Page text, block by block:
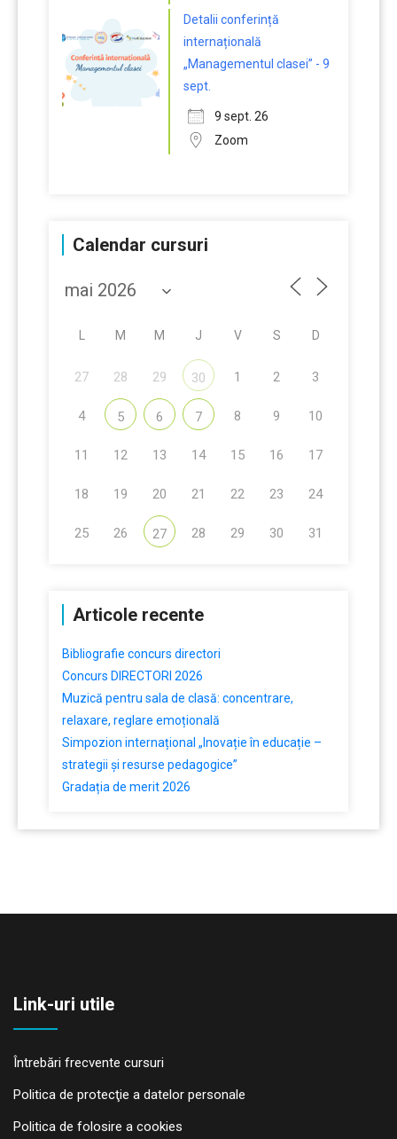
Detalii conferință
internațională
„Managementul clasei” - 9
sept.
9 sept. 26
Zoom
Calendar cursuri
M M J V S D
27 28 29 30 1 2 3
4 5 6 7 8 9 10
11 12 13 14 15 16 17
18 19 20 21 22 23 24
25 26 27 28 29 30 31
Articole recente
Bibliografie concurs directori
Concurs DIRECTORI 2026
Muzică pentru sala de clasă: concentrare,
relaxare, reglare emoțională
Simpozion internațional „Inovație în educație –
strategii și resurse pedagogice”
Gradația de merit 2026
Link-uri utile
Întrebări frecvente cursuri
Politica de protecţie a datelor personale
Politica de folosire a cookies